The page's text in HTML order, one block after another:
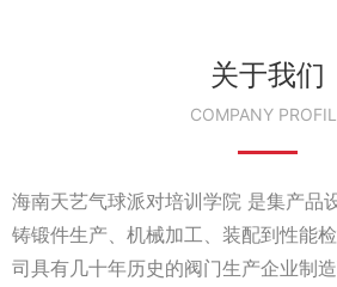
关于我们
COMPANY
海南天艺气球派对培训学院 是集产品
铸锻件生产、机械加工、装配到性能
司具有几十年历史的阀门生产企业制